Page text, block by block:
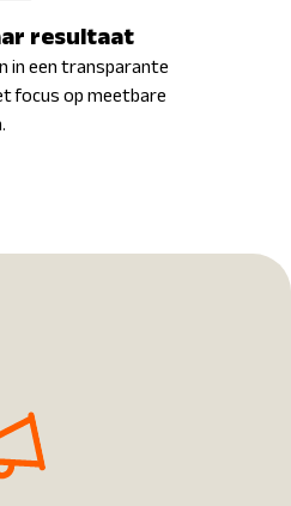
resultaat
in een transparante
focus op meetbare